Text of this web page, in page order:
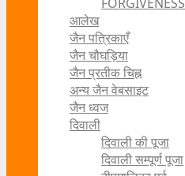
आलेख
जैन पत्रिकाएँ
जैन चौघड़िया
जैन प्रतीक चिह्न
अन्य जैन वेबसाइट
जैन ध्वज
दिवाली
दिवाली की पूजा
दिवाली सम्पूर्ण पूजा